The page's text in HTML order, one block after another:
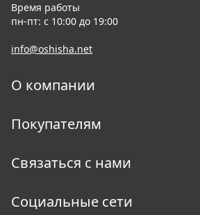
Время работы
пн-пт: с 10:00 до 19:00
info@oshisha.net
О компании
Покупателям
Связаться с нами
Социальные сети